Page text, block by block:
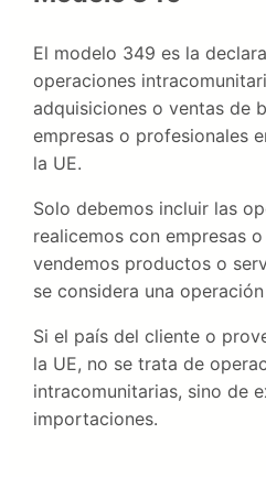
El modelo 349 es la
operaciones
adquisiciones o ventas de
empresas o profesionales
la UE.
Solo debemos incluir las
realicemos con empresas
vendemos productos o
se considera una
Si el país del cliente o
la UE, no se trata de
intracomunitarias, sino de
importaciones.